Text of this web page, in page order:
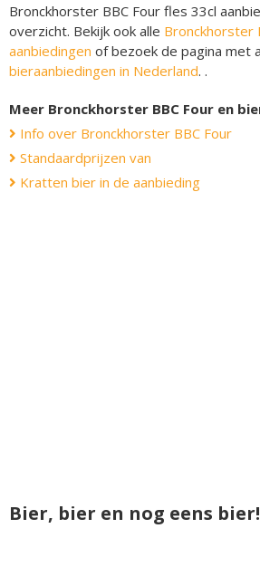
Bronckhorster BBC Four fles 33cl
overzicht. Bekijk ook alle Bronckhorster
aanbiedingen of bezoek de pagina met
bieraanbiedingen in Nederland. .
Meer Bronckhorster BBC Four en
Info over Bronckhorster BBC Four
Standaardprijzen van
Kratten bier in de aanbieding
Bier, bier en nog eens bier!